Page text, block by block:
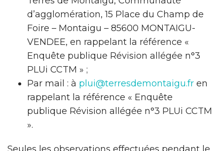
d’agglomération, 15 Place du Champ de
Foire – Montaigu – 85600 MONTAIGU-
VENDEE, en rappelant la référence «
Enquête publique Révision allégée n°3
PLUi CCTM » ;
Par mail : à plui@terresdemontaigu.fr en
rappelant la référence « Enquête
publique Révision allégée n°3 PLUi CCTM
».
Seules les observations effectuées pendant le